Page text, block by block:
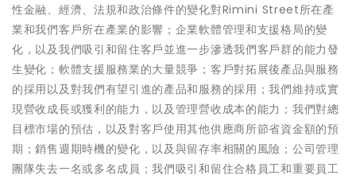
性金融、經濟、法規和政治條件的變化對Rimini Street所在產
業和我們客戶所在產業的影響；企業軟體管理和支援格局的變
化，以及我們吸引和留住客戶並進一步滲透我們客戶群的能力發
生變化；軟體支援服務業的大量競爭；客戶對拓展後產品與服務
的採用以及對我們有望引進的產品和服務的採用；我們維持或實
現營收成長或獲利的能力，以及管理營收成本的能力；我們對總
目標市場的預估，以及對客戶使用其他供應商所節省資金額的預
期；銷售週期時機的變化，以及與留存率相關的風險；公司管理
團隊失去一名或多名成員；我們吸引和留住合格員工和重要員工